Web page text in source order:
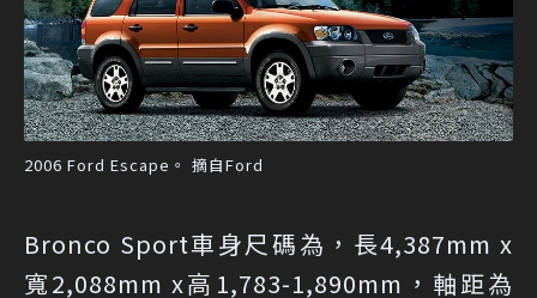
2006 Ford Escape。 摘自Ford
Bronco Sport車身尺碼為，長4,387mm x
寬2,088mm x高1,783-1,890mm，軸距為